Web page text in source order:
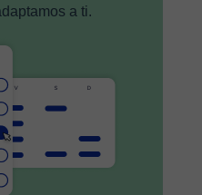
a ti.